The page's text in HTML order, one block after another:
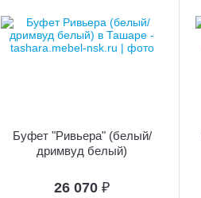
Буфет "Ривьера" (белый/
дримвуд белый)
26 070 ₽